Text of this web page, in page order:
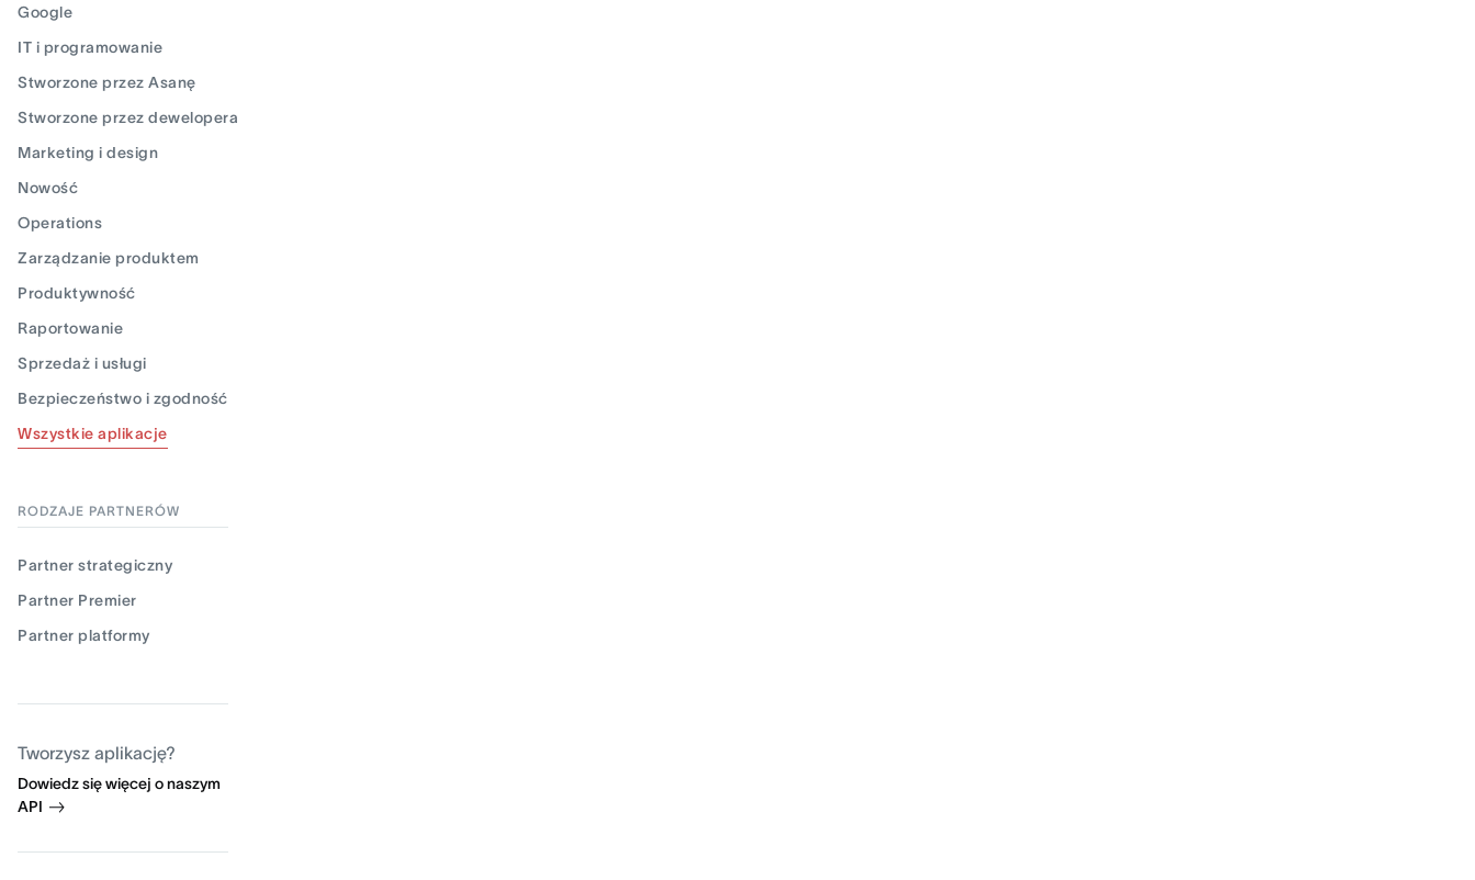
Google
IT i programowanie
Stworzone przez Asanę
Stworzone przez dewelopera
Marketing i design
Nowość
Operations
Zarządzanie produktem
Produktywność
Raportowanie
Sprzedaż i usługi
Bezpieczeństwo i zgodność
Wszystkie aplikacje
RODZAJE PARTNERÓW
Partner strategiczny
Partner Premier
Partner platformy
Tworzysz aplikację?
Dowiedz się więcej o naszym
API